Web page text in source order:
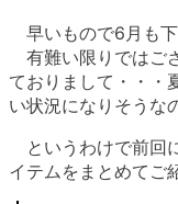
早いもので6月も下
有難い限りではご
ておりまして・・・
い状況になりそうな
というわけで前回
イテムをまとめてご